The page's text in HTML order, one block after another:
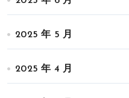
2025 年 5 月
2025 年 4 月